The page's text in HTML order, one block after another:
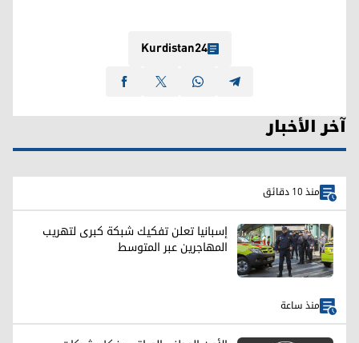
Kurdistan24
آخر الأخبار
منذ 10 دقائق
إسبانيا تعلن تفكيك شبكة كبرى لتهريب
المهاجرين عبر المتوسط
منذ ساعة